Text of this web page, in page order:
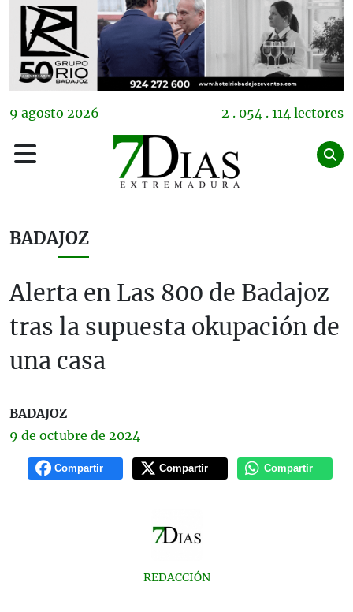
9 agosto 2026 2 . 054 . 114 lectores
BADAJOZ
Alerta en Las 800 de Badajoz
tras la supuesta okupación de
una casa
BADAJOZ
9 de octubre de 2024
Compartir Compartir Compartir
REDACCIÓN